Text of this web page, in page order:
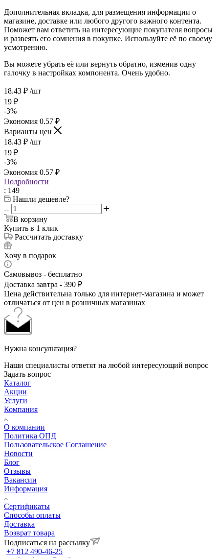
Дополнительная вкладка, для размещения информации о
магазине, доставке или любого другого важного контента.
Поможет вам ответить на интересующие покупателя вопросы
и развеять его сомнения в покупке. Используйте её по своему
усмотрению.
Вы можете убрать её или вернуть обратно, изменив одну
галочку в настройках компонента. Очень удобно.
18.43 ₽ /шт
19 ₽
-3%
Экономия 0.57 ₽
Варианты цен
18.43 ₽ /шт
19 ₽
-3%
Экономия 0.57 ₽
Подробности
: 149
Нашли дешевле?
В корзину
Купить в 1 клик
Рассчитать доставку
Хочу в подарок
Самовывоз - бесплатно
Доставка завтра - 390 ₽
Цена действительна только для интернет-магазина и может
отличаться от цен в розничных магазинах
Нужна консультация?
Наши специалисты ответят на любой интересующий вопрос
Задать вопрос
Каталог
Акции
Услуги
Компания
О компании
Политика ОПД
Пользовательское Соглашение
Новости
Блог
Отзывы
Вакансии
Информация
Сертификаты
Способы оплаты
Доставка
Возврат товара
Подписаться на рассылку
+7 812 490-46-25